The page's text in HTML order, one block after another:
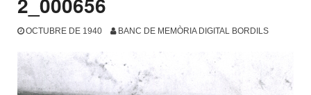
OCTUBRE DE 1940 BANC DE MEMÒRIA DIGITAL BORDILS